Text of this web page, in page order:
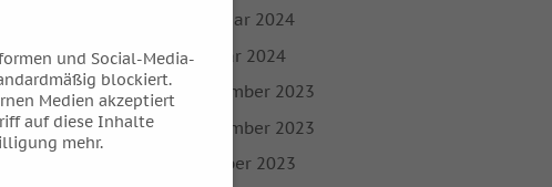
Februar 2024
Januar 2024
Dezember 2023
November 2023
Oktober 2023
und Social-Media-
blockiert.
Medien akzeptiert
auf diese Inhalte
mehr.